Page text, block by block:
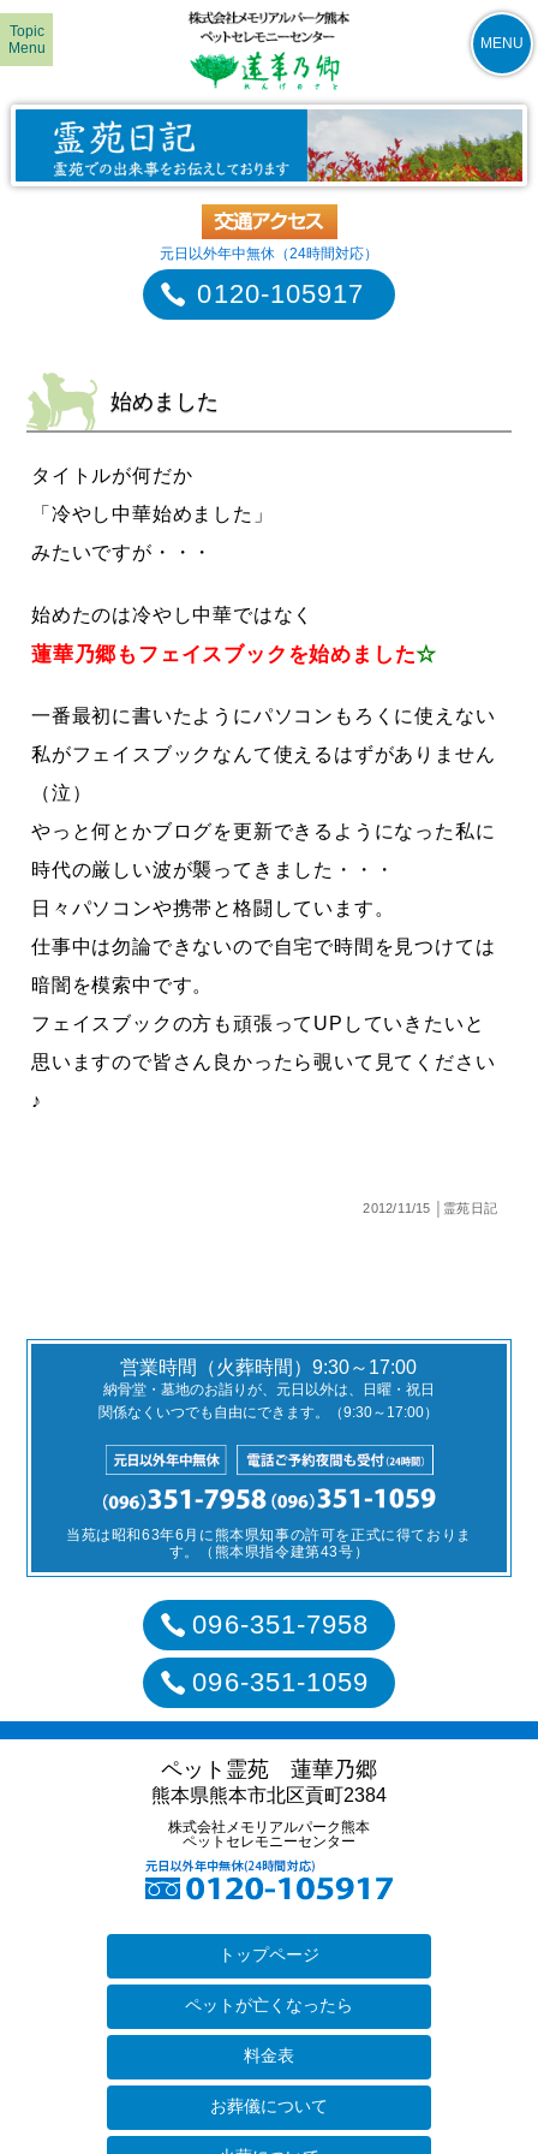
Topic
Menu
MENU
元日以外年中無休（24時間対応）
0120-105917
始めました
タイトルが何だか
「冷やし中華始めました」
みたいですが・・・
始めたのは冷やし中華ではなく
蓮華乃郷もフェイスブックを始めました☆
一番最初に書いたようにパソコンもろくに使えない
私がフェイスブックなんて使えるはずがありません
（泣）
やっと何とかブログを更新できるようになった私に
時代の厳しい波が襲ってきました・・・
日々パソコンや携帯と格闘しています。
仕事中は勿論できないので自宅で時間を見つけては
暗闇を模索中です。
フェイスブックの方も頑張ってUPしていきたいと
思いますので皆さん良かったら覗いて見てください
♪
2012/11/15 │霊苑日記
営業時間（火葬時間）9:30～17:00
納骨堂・墓地のお詣りが、元日以外は、日曜・祝日
関係なくいつでも自由にできます。（9:30～17:00）
当苑は昭和63年6月に熊本県知事の許可を正式に得ておりま
す。（熊本県指令建第43号）
096-351-7958
096-351-1059
ペット霊苑 蓮華乃郷
熊本県熊本市北区貢町2384
株式会社メモリアルパーク熊本
ペットセレモニーセンター
トップページ
ペットが亡くなったら
料金表
お葬儀について